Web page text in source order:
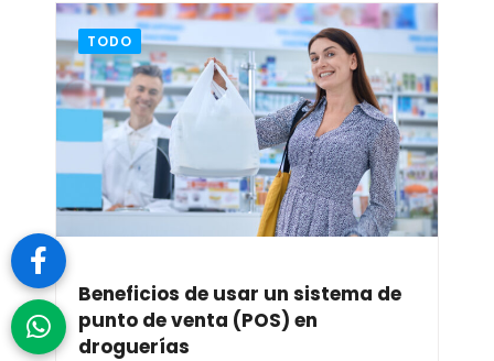
TODO
Beneficios de usar un sistema de
punto de venta (POS) en
droguerías